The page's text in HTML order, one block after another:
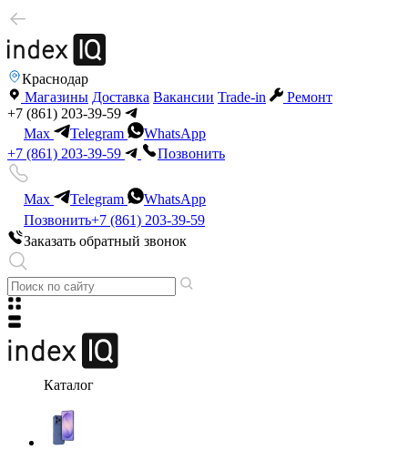
Краснодар
Магазины Доставка Вакансии Trade-in
Ремонт
+7 (861) 203-39-59
Max
Telegram
WhatsApp
+7 (861) 203-39-59
Позвонить
Max Telegram
WhatsApp
Позвонить+7 (861) 203-39-59
Заказать обратный звонок
Каталог